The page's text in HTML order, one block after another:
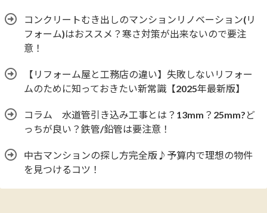
コンクリートむき出しのマンションリノベーション(リ
フォーム)はおススメ？寒さ対策が出来ないので要注
意！
【リフォーム屋と工務店の違い】失敗しないリフォー
ムのために知っておきたい新常識【2025年最新版】
コラム 水道管引き込み工事とは？13mm？25mm?ど
っちが良い？鉄管/鉛管は要注意！
中古マンションの探し方完全版♪予算内で理想の物件
を見つけるコツ！